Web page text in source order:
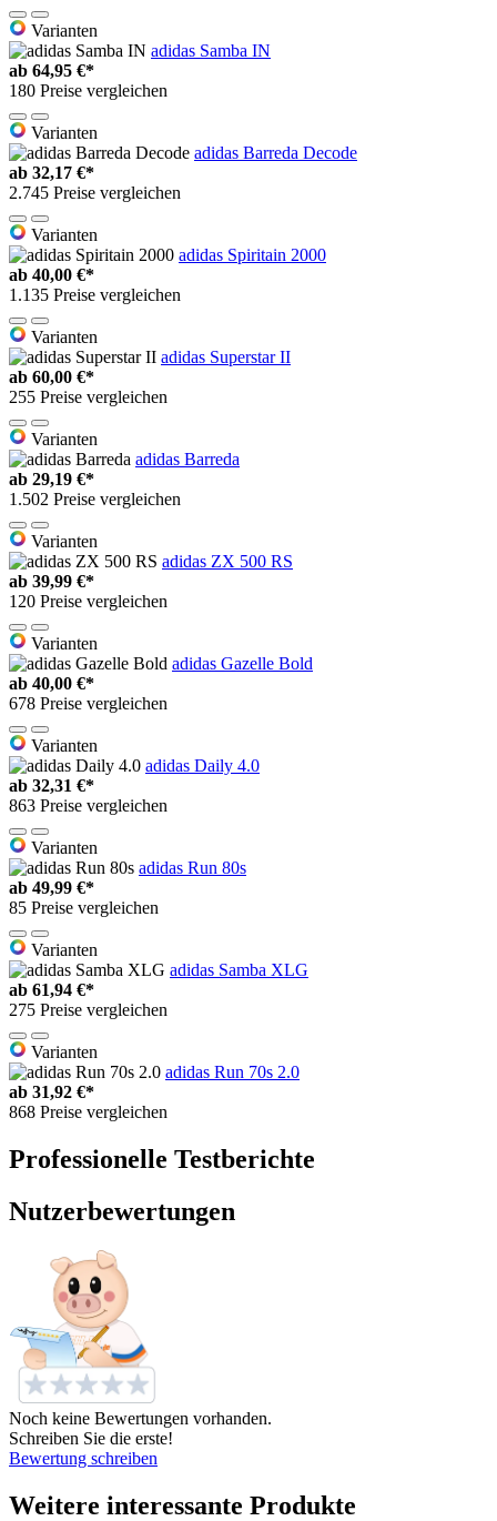
Varianten
adidas Samba IN
ab 64,95 €*
180 Preise vergleichen
Varianten
adidas Barreda Decode
ab 32,17 €*
2.745 Preise vergleichen
Varianten
adidas Spiritain 2000
ab 40,00 €*
1.135 Preise vergleichen
Varianten
adidas Superstar II
ab 60,00 €*
255 Preise vergleichen
Varianten
adidas Barreda
ab 29,19 €*
1.502 Preise vergleichen
Varianten
adidas ZX 500 RS
ab 39,99 €*
120 Preise vergleichen
Varianten
adidas Gazelle Bold
ab 40,00 €*
678 Preise vergleichen
Varianten
adidas Daily 4.0
ab 32,31 €*
863 Preise vergleichen
Varianten
adidas Run 80s
ab 49,99 €*
85 Preise vergleichen
Varianten
adidas Samba XLG
ab 61,94 €*
275 Preise vergleichen
Varianten
adidas Run 70s 2.0
ab 31,92 €*
868 Preise vergleichen
Professionelle Testberichte
Nutzerbewertungen
Noch keine Bewertungen vorhanden.
Schreiben Sie die erste!
Bewertung schreiben
Weitere interessante Produkte